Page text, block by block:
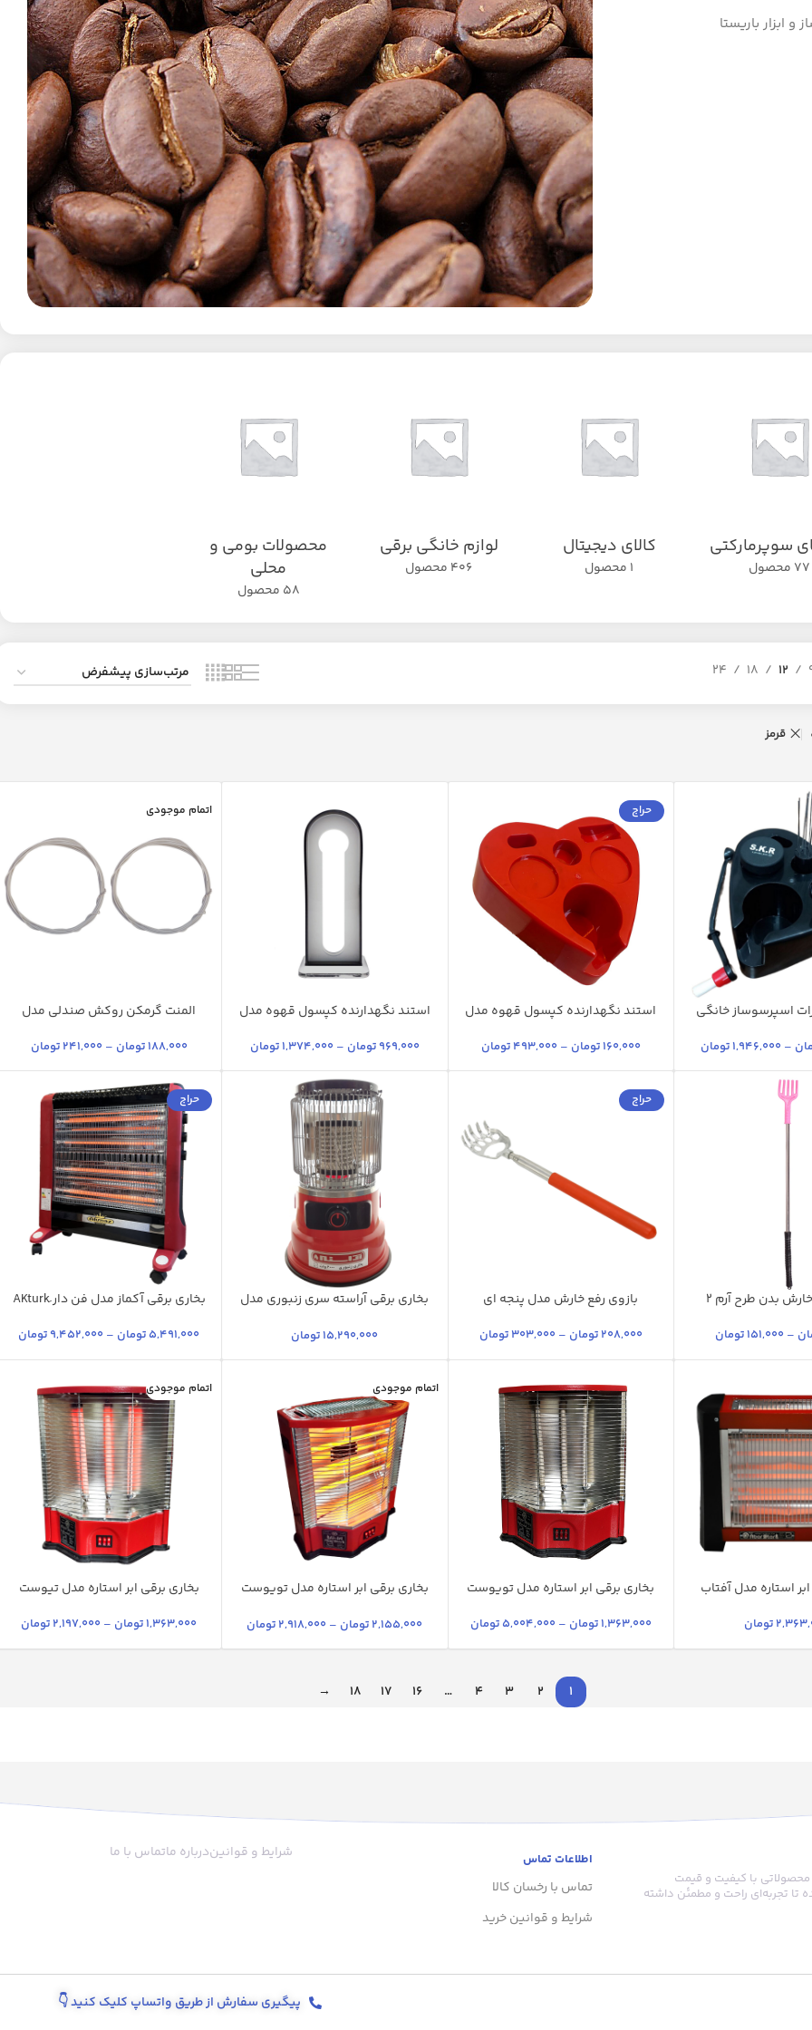
سوپرمارکتی
77 محصول
کالای دیجیتال
1 محصول
لوازم خانگی برقی
406 محصول
محصولات بومی و
محلی
58 محصول
12
18
24
قرمز
اسپرسوساز خانگی
–
1,946,000تومان
حراج
استند نگهدارنده کپسول قهوه مدل
160,000تومان –
493,000 تومان
استند نگهدارنده کپسول قهوه مدل
969,000 تومان –
1,374,000تومان
اتمام موجودی
المنت گرمکن روکش صندلی مدل
188,000تومان –
241,000تومان
نارنجی
+10
بدن طرح آرم 2
–
151,000تومان
حراج
آبی کاربنی
بنفش متالیک
بازوی رفع خارش مدل پنجه ای
208,000تومان –
303,000تومان
بخاری برقی آراسته سری زنبوری مدل
15,290,000تومان
حراج
بخاری برقی آکماز مدل فن دار َAKturk
5,491,000 تومان –
9,452,000 تومان
قرمز آجری
مات
استاره مدل آفتاب
تومان
قرمز روشن
جگری
قرمز آجریقرمز تیره+2
بخاری برقی ابر استاره مدل تویوست
1,363,000تومان –
5,004,000 تومان
اتمام موجودی
بخاری برقی ابر استاره مدل تویوست
2,155,000تومان –
2,918,000تومان
اتمام موجودی
آجری
قرمز روشن
جگریقرمز آجری قرمز مات
بخاری برقی ابر استاره مدل تیوست
1,363,000تومان –
2,197,000تومان
1
2
3
4
…
16
17
18
→
با کیفیت و قیمت
تجربه‌ای راحت و مطمئن داشته
اطلاعات تماس
تماس با رخسان کالا
شرایط و قوانین خرید
شرایط و قوانیندرباره ماتماس با ما
پیگیری سفارش از طریق واتساپ کلیک کنید👇